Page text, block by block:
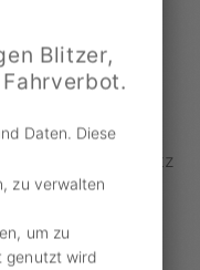
jetzt die E-
für
die Meinungen
entstehen im Netz
geschehen auf
dem Hinweis
die Runde machte
Blitzer,
Daten. Diese
zu verwalten
um zu
genutzt wird